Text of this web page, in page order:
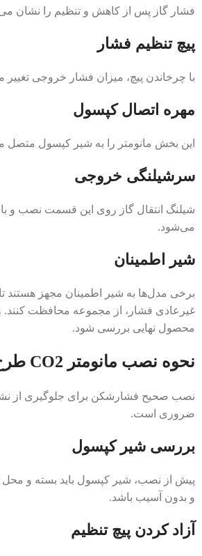
فشار گاز پس از کاهش و تنظیم را نشان
پیچ تنظیم فشار
با چرخاندن پیچ، میزان فشار خروجی تغییر
مهره اتصال کپسول
این بخش مانومتر را به شیر کپسول متصل
سرشیلنگی خروجی
شیلنگ انتقال گاز روی این قسمت نصب و
می‌شود.
شیر اطمینان
برخی مدل‌ها به شیر اطمینان مجهز هستند
غیرعادی فشار، از مجموعه محافظت کنند.
محصول نهایی بررسی شود.
نحوه نصب مانومتر CO2 طرح زینسر
نصب صحیح فشارشکن برای جلوگیری از
ضروری است.
بررسی شیر کپسول
پیش از نصب، شیر کپسول باید بسته و محل
و بدون آسیب باشد.
آزاد کردن پیچ تنظیم